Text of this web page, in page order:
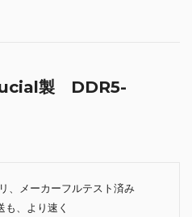
製 DDR5-
、メーカーフルテスト済み
、より速く